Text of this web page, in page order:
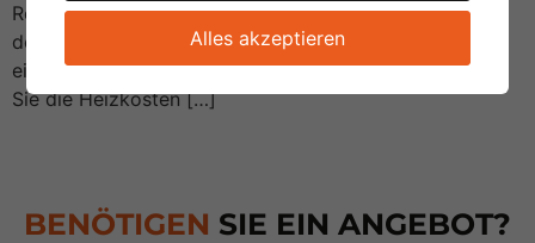
Rekuperator verfügt über einen Wärmetauscher, durch
den die aus dem Gebäude austretende Luft die
einströmende Luft erwärmt. Mit dieser Lösung können
Sie die Heizkosten […]
BENÖTIGEN SIE EIN ANGEBOT?
Alles akzeptieren